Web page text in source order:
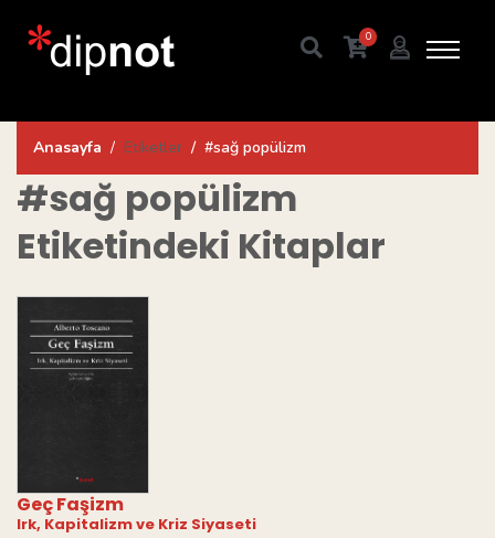
0
Anasayfa Etiketler #sağ popülizm
#sağ popülizm
Etiketindeki Kitaplar
Geç Faşizm
Irk, Kapitalizm ve Kriz Siyaseti